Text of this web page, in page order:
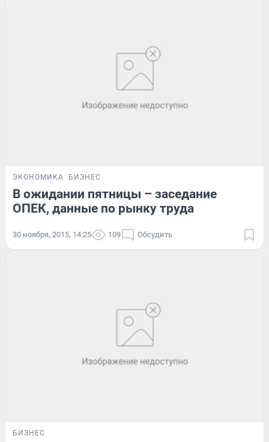
ЭКОНОМИКА БИЗНЕС
В ожидании пятницы – заседание
ОПЕК, данные по рынку труда
30 ноября, 2015, 14:25 109 Обсудить
БИЗНЕС